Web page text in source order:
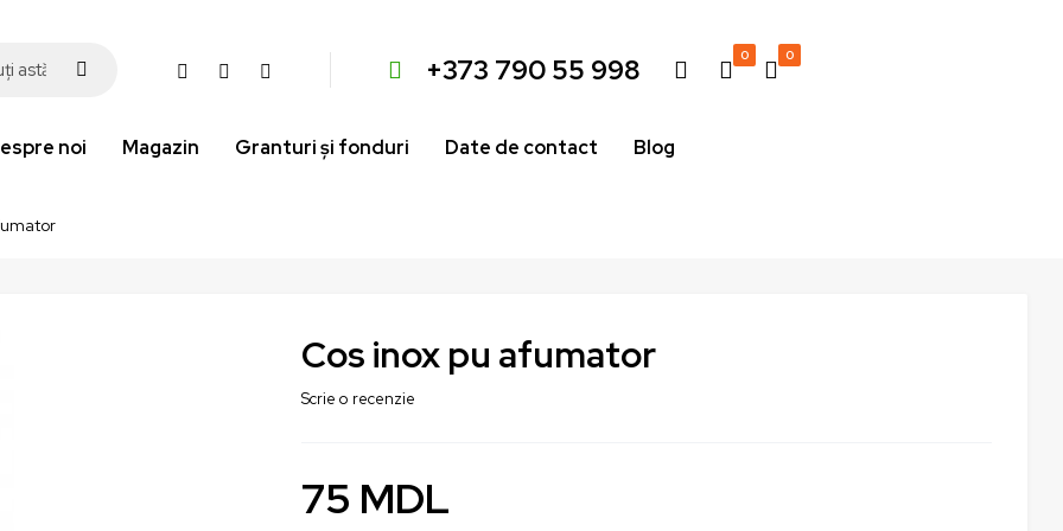
+373 790 55 998 0 0
noi Magazin Granturi și fonduri Date de contact Blog
Cos inox pu afumator
Scrie o recenzie
75 MDL